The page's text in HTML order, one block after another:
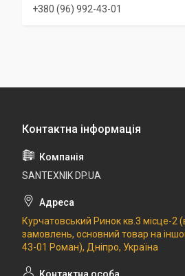
+380 (96) 992-43-01
SANTEXNIK DP.UA
Курчатовський Ринок кв.3 місце-2
замовлень, основний товар на
43-01 Роман), Дніпро, Україна